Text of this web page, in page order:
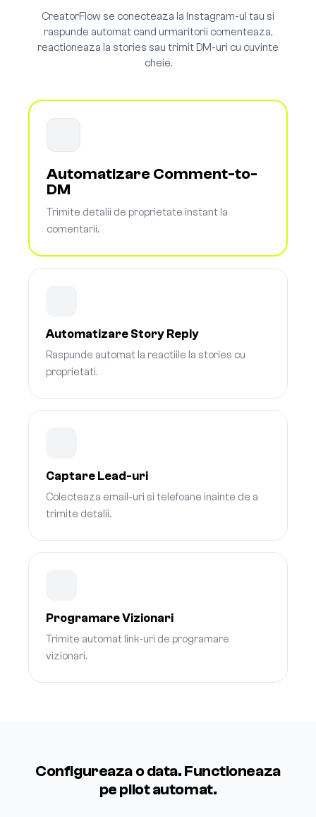
CreatorFlow se conecteaza la Instagram-ul tau si
raspunde automat cand urmaritorii comenteaza,
reactioneaza la stories sau trimit DM-uri cu cuvinte
cheie.
Automatizare Comment-to-
DM
Trimite detalii de proprietate instant la
comentarii.
Automatizare Story Reply
Raspunde automat la reactiile la stories cu
proprietati.
Captare Lead-uri
Colecteaza email-uri si telefoane inainte de a
trimite detalii.
Programare Vizionari
Trimite automat link-uri de programare
vizionari.
Configureaza o data. Functioneaza
pe pilot automat.